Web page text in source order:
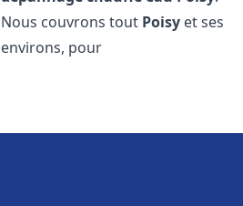
Nous couvrons tout Poisy et ses
environs, pour